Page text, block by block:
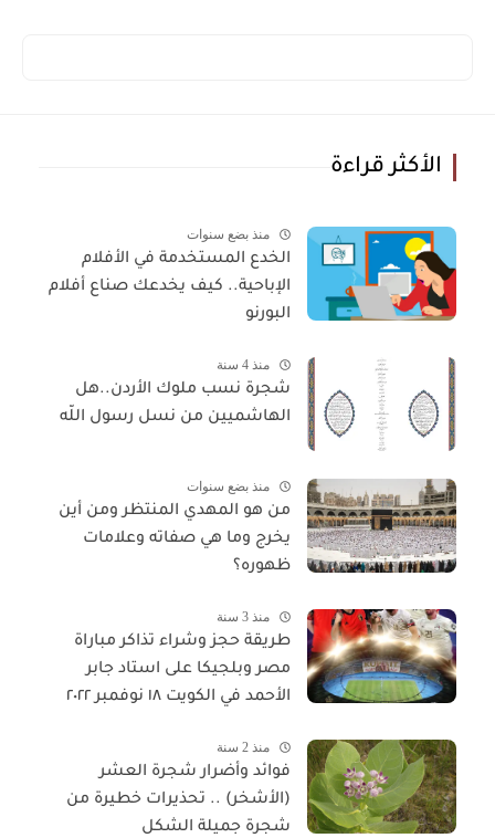
الأكثر قراءة
منذ بضع سنوات
الخدع المستخدمة في الأفلام
الإباحية.. كيف يخدعك صناع أفلام
البورنو
منذ 4 سنة
شجرة نسب ملوك الأردن..هل
الهاشميين من نسل رسول اللّه
منذ بضع سنوات
من هو المهدي المنتظر ومن أين
يخرج وما هي صفاته وعلامات
ظهوره؟
منذ 3 سنة
طريقة حجز وشراء تذاكر مباراة
مصر وبلجيكا على استاد جابر
الأحمد في الكويت ١٨ نوفمبر ٢٠٢٢
منذ 2 سنة
فوائد وأضرار شجرة العشر
(الأشخر) .. تحذيرات خطيرة من
شجرة جميلة الشكل